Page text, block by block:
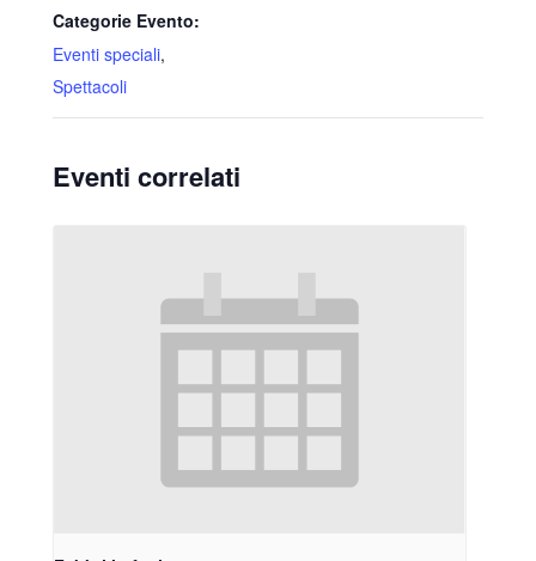
Categorie Evento:
Eventi speciali,
Spettacoli
Eventi correlati